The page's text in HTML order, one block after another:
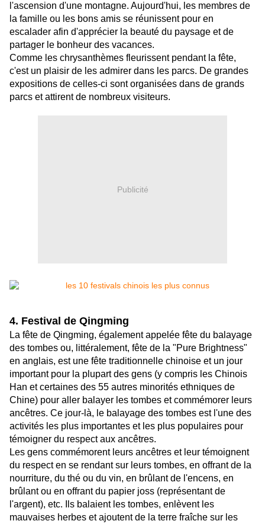
l'ascension d'une montagne. Aujourd'hui, les membres de
la famille ou les bons amis se réunissent pour en
escalader afin d'apprécier la beauté du paysage et de
partager le bonheur des vacances.
Comme les chrysanthèmes fleurissent pendant la fête,
c'est un plaisir de les admirer dans les parcs. De grandes
expositions de celles-ci sont organisées dans de grands
parcs et attirent de nombreux visiteurs.
Publicité
4. Festival de Qingming
La fête de Qingming, également appelée fête du balayage
des tombes ou, littéralement, fête de la "Pure Brightness"
en anglais, est une fête traditionnelle chinoise et un jour
important pour la plupart des gens (y compris les Chinois
Han et certaines des 55 autres minorités ethniques de
Chine) pour aller balayer les tombes et commémorer leurs
ancêtres. Ce jour-là, le balayage des tombes est l'une des
activités les plus importantes et les plus populaires pour
témoigner du respect aux ancêtres.
Les gens commémorent leurs ancêtres et leur témoignent
du respect en se rendant sur leurs tombes, en offrant de la
nourriture, du thé ou du vin, en brûlant de l'encens, en
brûlant ou en offrant du papier joss (représentant de
l'argent), etc. Ils balaient les tombes, enlèvent les
mauvaises herbes et ajoutent de la terre fraîche sur les